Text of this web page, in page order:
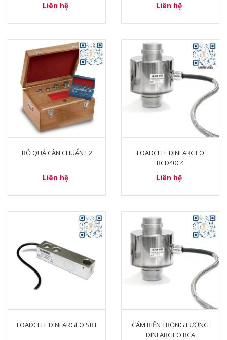
Liên hệ Liên hệ
BỘ QUẢ CÂN CHUẨN E2
Liên hệ
LOADCELL DINI ARGEO
RCD40C4
Liên hệ
LOADCELL DINI ARGEO SBT
CẢM BIẾN TRỌNG LƯỢNG
DINI ARGEO RCA